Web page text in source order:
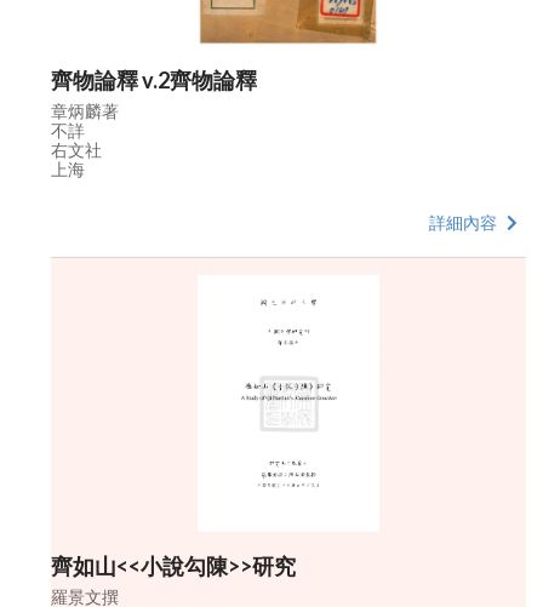
齊物論釋 v.2齊物論釋
章炳麟著
不詳
右文社
上海
詳細內容
齊如山<<小說勾陳>>研究
羅景文撰